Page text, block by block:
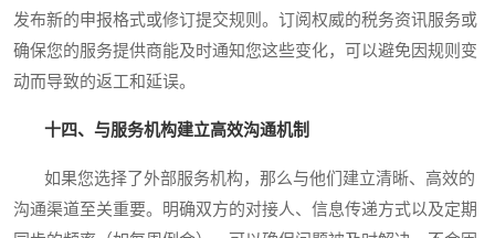
发布新的申报格式或修订提交规则。订阅权威的税务资讯服务或
确保您的服务提供商能及时通知您这些变化，可以避免因规则变
动而导致的返工和延误。
十四、与服务机构建立高效沟通机制
如果您选择了外部服务机构，那么与他们建立清晰、高效的
沟通渠道至关重要。明确双方的对接人、信息传递方式以及定期